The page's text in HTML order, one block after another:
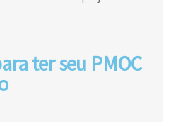
ter seu PMOC